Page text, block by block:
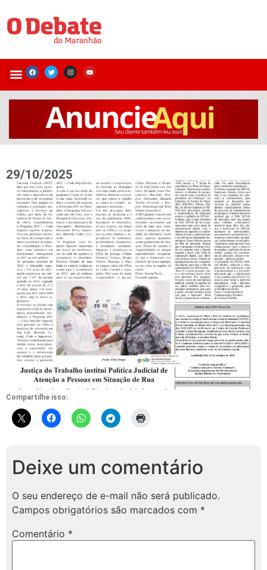
29/10/2025
Compartilhe isso:
Deixe um comentário
O seu endereço de e-mail não será publicado.
Campos obrigatórios são marcados com *
Comentário *